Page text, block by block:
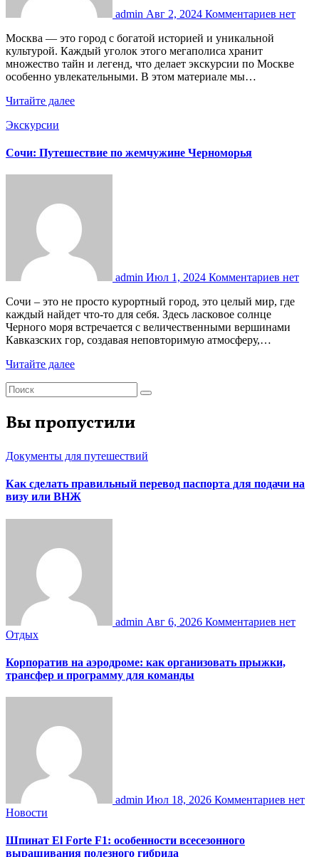
admin Авг 2, 2024 Комментариев нет
Москва — это город с богатой историей и уникальной
культурой. Каждый уголок этого мегаполиса хранит
множество тайн и легенд, что делает экскурсии по Москве
особенно увлекательными. В этом материале мы…
Читайте далее
Экскурсии
Сочи: Путешествие по жемчужине Черноморья
admin Июл 1, 2024 Комментариев нет
Сочи – это не просто курортный город, это целый мир, где
каждый найдет что-то для себя. Здесь ласковое солнце
Черного моря встречается с величественными вершинами
Кавказских гор, создавая неповторимую атмосферу,…
Читайте далее
Вы пропустили
Документы для путешествий
Как сделать правильный перевод паспорта для подачи на
визу или ВНЖ
admin Авг 6, 2026 Комментариев нет
Отдых
Корпоратив на аэродроме: как организовать прыжки,
трансфер и программу для команды
admin Июл 18, 2026 Комментариев нет
Новости
Шпинат El Forte F1: особенности всесезонного
выращивания полезного гибрида